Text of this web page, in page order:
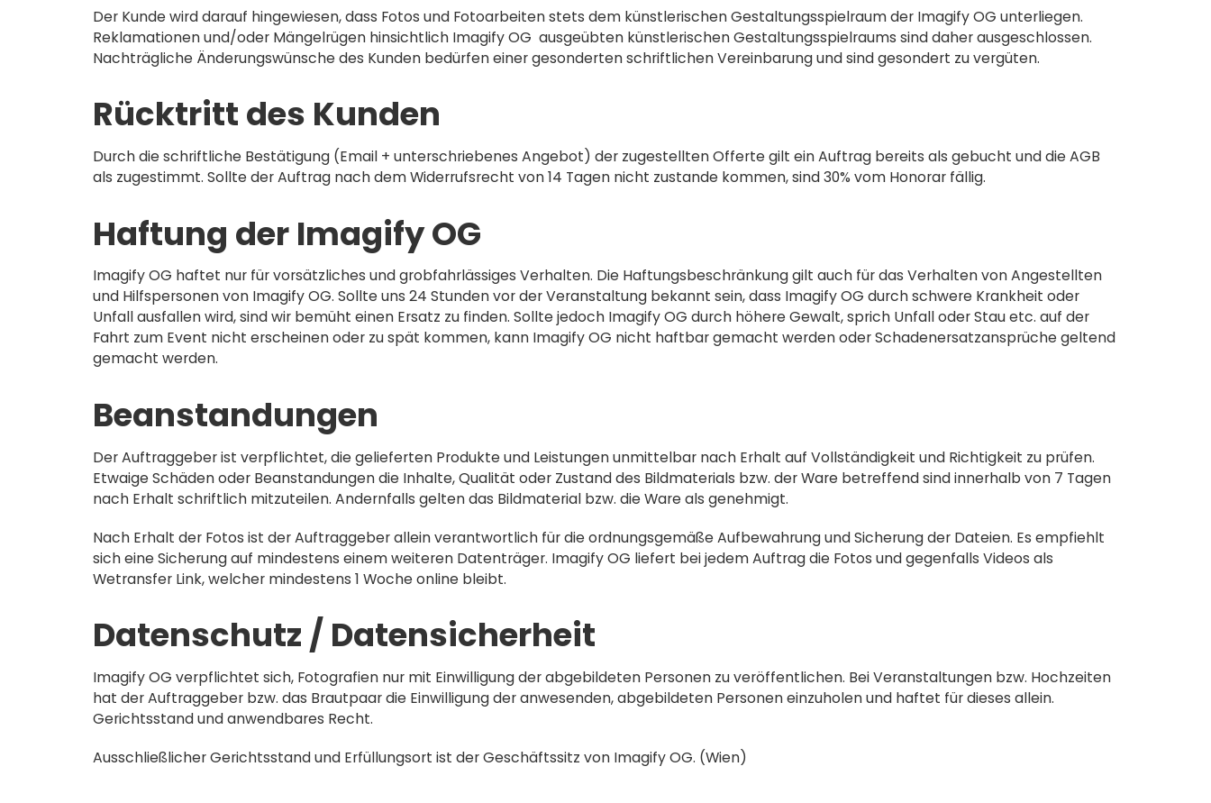
Der Kunde wird darauf hingewiesen, dass Fotos und Fotoarbeiten stets dem künstlerischen Gestaltungsspielraum der Imagify OG unterliegen.
Reklamationen und/oder Mängelrügen hinsichtlich Imagify OG ausgeübten künstlerischen Gestaltungsspielraums sind daher ausgeschlossen.
Nachträgliche Änderungswünsche des Kunden bedürfen einer gesonderten schriftlichen Vereinbarung und sind gesondert zu vergüten.
Rücktritt des Kunden
Durch die schriftliche Bestätigung (Email + unterschriebenes Angebot) der zugestellten Offerte gilt ein Auftrag bereits als gebucht und die AGB
als zugestimmt. Sollte der Auftrag nach dem Widerrufsrecht von 14 Tagen nicht zustande kommen, sind 30% vom Honorar fällig.
Haftung der Imagify OG
Imagify OG haftet nur für vorsätzliches und grobfahrlässiges Verhalten. Die Haftungsbeschränkung gilt auch für das Verhalten von Angestellten
und Hilfspersonen von Imagify OG. Sollte uns 24 Stunden vor der Veranstaltung bekannt sein, dass Imagify OG durch schwere Krankheit oder
Unfall ausfallen wird, sind wir bemüht einen Ersatz zu finden. Sollte jedoch Imagify OG durch höhere Gewalt, sprich Unfall oder Stau etc. auf der
Fahrt zum Event nicht erscheinen oder zu spät kommen, kann Imagify OG nicht haftbar gemacht werden oder Schadenersatzansprüche geltend
gemacht werden.
Beanstandungen
Der Auftraggeber ist verpflichtet, die gelieferten Produkte und Leistungen unmittelbar nach Erhalt auf Vollständigkeit und Richtigkeit zu prüfen.
Etwaige Schäden oder Beanstandungen die Inhalte, Qualität oder Zustand des Bildmaterials bzw. der Ware betreffend sind innerhalb von 7 Tagen
nach Erhalt schriftlich mitzuteilen. Andernfalls gelten das Bildmaterial bzw. die Ware als genehmigt.
Nach Erhalt der Fotos ist der Auftraggeber allein verantwortlich für die ordnungsgemäße Aufbewahrung und Sicherung der Dateien. Es empfiehlt
sich eine Sicherung auf mindestens einem weiteren Datenträger. Imagify OG liefert bei jedem Auftrag die Fotos und gegenfalls Videos als
Wetransfer Link, welcher mindestens 1 Woche online bleibt.
Datenschutz / Datensicherheit
Imagify OG verpflichtet sich, Fotografien nur mit Einwilligung der abgebildeten Personen zu veröffentlichen. Bei Veranstaltungen bzw. Hochzeiten
hat der Auftraggeber bzw. das Brautpaar die Einwilligung der anwesenden, abgebildeten Personen einzuholen und haftet für dieses allein.
Gerichtsstand und anwendbares Recht.
Ausschließlicher Gerichtsstand und Erfüllungsort ist der Geschäftssitz von Imagify OG. (Wien)